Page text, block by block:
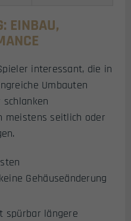
EINBAU,
interessant, die in
Umbauten
meistens seitlich oder
Gehäuseänderung
spürbar längere